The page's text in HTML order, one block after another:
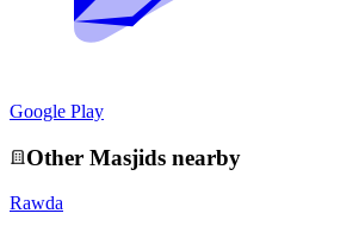
Google Play
Other Masjids nearby
Rawda